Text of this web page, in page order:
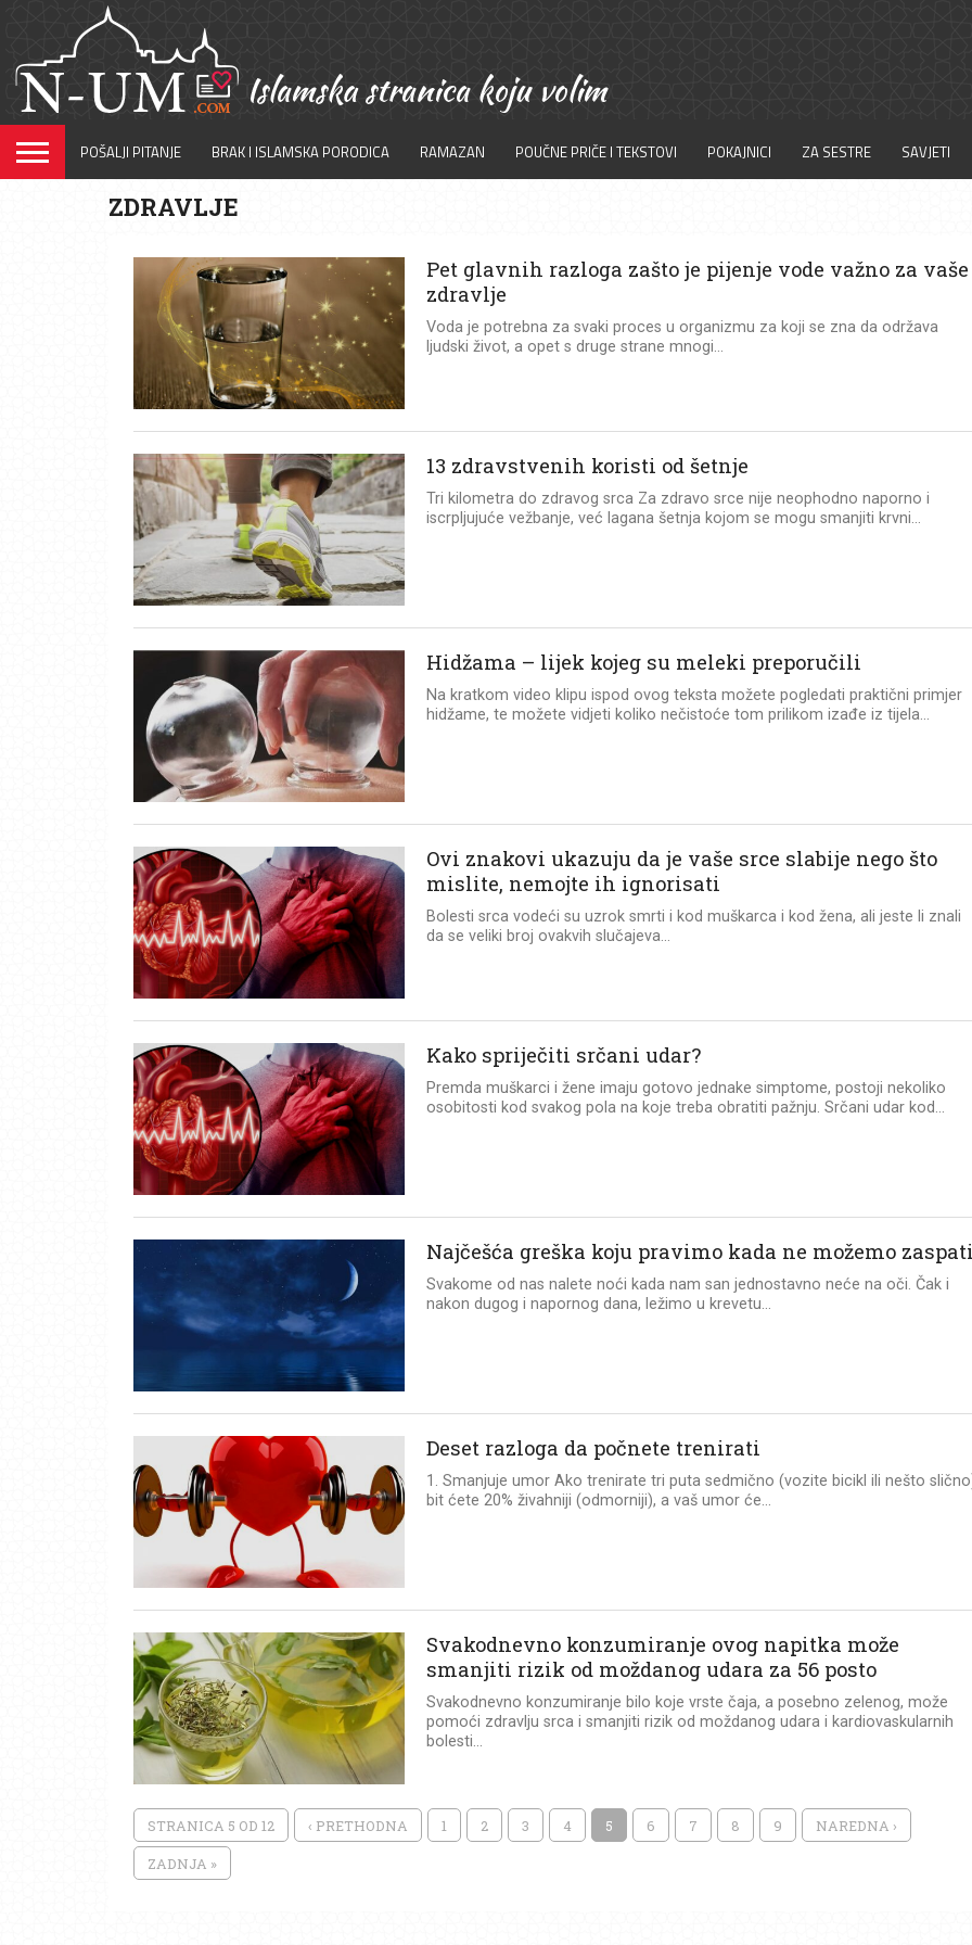
POŠALJI PITANJE BRAK I ISLAMSKA PORODICA RAMAZAN POUČNE PRIČE I TEKSTOVI POKAJNICI ZA SESTRE SAVJETI
ZDRAVLJE
Pet glavnih razloga zašto je pijenje vode važno za vaše
zdravlje
Voda je potrebna za svaki proces u organizmu za koji se zna da održava
ljudski život, a opet s druge strane mnogi...
13 zdravstvenih koristi od šetnje
Tri kilometra do zdravog srca Za zdravo srce nije neophodno naporno i
iscrpljujuće vežbanje, već lagana šetnja kojom se mogu smanjiti krvni...
Hidžama – lijek kojeg su meleki preporučili
Na kratkom video klipu ispod ovog teksta možete pogledati praktični primjer
hidžame, te možete vidjeti koliko nečistoće tom prilikom izađe iz tijela...
Ovi znakovi ukazuju da je vaše srce slabije nego što
mislite, nemojte ih ignorisati
Bolesti srca vodeći su uzrok smrti i kod muškarca i kod žena, ali jeste li znali
da se veliki broj ovakvih slučajeva...
Kako spriječiti srčani udar?
Premda muškarci i žene imaju gotovo jednake simptome, postoji nekoliko
osobitosti kod svakog pola na koje treba obratiti pažnju. Srčani udar kod...
Najčešća greška koju pravimo kada ne možemo
Svakome od nas nalete noći kada nam san jednostavno neće na oči. Čak i
nakon dugog i napornog dana, ležimo u krevetu...
Deset razloga da počnete trenirati
1. Smanjuje umor Ako trenirate tri puta sedmično (vozite bicikl ili nešto
bit ćete 20% živahniji (odmorniji), a vaš umor će...
Svakodnevno konzumiranje ovog napitka može
smanjiti rizik od moždanog udara za 56 posto
Svakodnevno konzumiranje bilo koje vrste čaja, a posebno zelenog, može
pomoći zdravlju srca i smanjiti rizik od moždanog udara i kardiovaskularnih
bolesti...
STRANICA 5 OD 12 ‹ PRETHODNA 1 2 3 4 5 6 7 8 9 NAREDNA ›
ZADNJA »